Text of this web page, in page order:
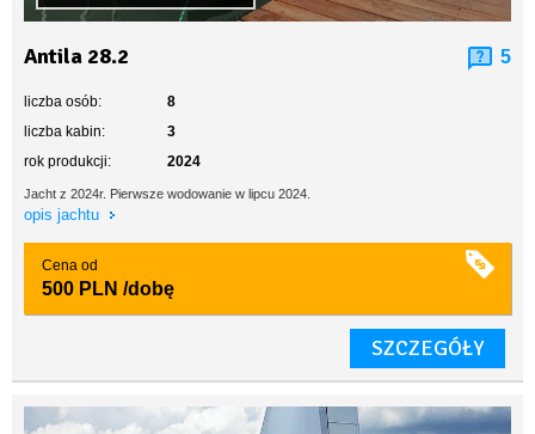
Antila 28.2 5
liczba osób:
8
liczba kabin:
3
rok produkcji:
2024
Jacht z 2024r. Pierwsze wodowanie w lipcu 2024.
opis jachtu
Cena od
500 PLN /dobę
SZCZEGÓŁY